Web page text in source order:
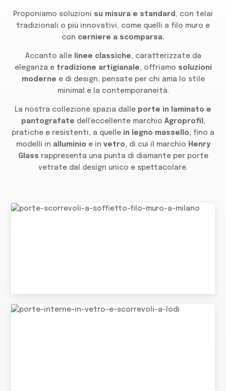
Proponiamo soluzioni su misura e standard , con telai
tradizionali o più innovativi, come quelli a filo muro e
con cerniere a scomparsa.
Accanto alle linee classiche, caratterizzate da
eleganza e tradizione artigianale, offriamo soluzioni
moderne e di design, pensate per chi ama lo stile
minimal e la contemporaneità.
La nostra collezione spazia dalle porte in laminato e
pantografate dell’eccellente marchio Agroprofil ,
pratiche e resistenti, a quelle in legno massello, fino a
modelli in alluminio e in vetro, di cui il marchio Henry
Glass rappresenta una punta di diamante per porte
vetrate dal design unico e spettacolare.